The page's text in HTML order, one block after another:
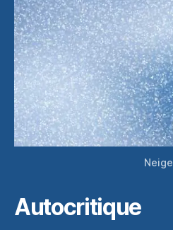
Neige
Autocritique